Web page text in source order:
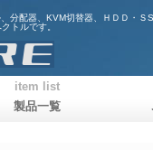
分配器、KVM切替器、ＨＤＤ・Ｓ
トルです。
item list
製品一覧